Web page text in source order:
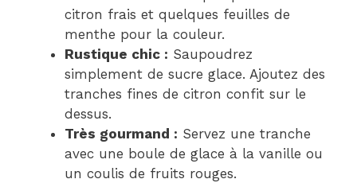
citron frais et quelques feuilles de
menthe pour la couleur.
Rustique chic : Saupoudrez
simplement de sucre glace. Ajoutez des
tranches fines de citron confit sur le
dessus.
Très gourmand : Servez une tranche
avec une boule de glace à la vanille ou
un coulis de fruits rouges.